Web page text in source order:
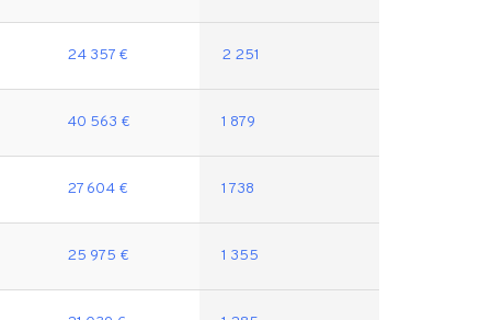
24 357 € 2 251
40 563 € 1 879
27 604 € 1 738
25 975 € 1 355